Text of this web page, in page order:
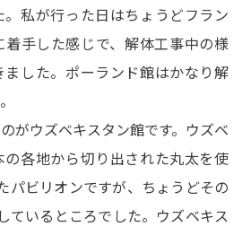
私が行った日はちょうどフラン
手した感じで、解体工事中の様
した。ポーランド館はかなり解
がウズベキスタン館です。ウズベ
各地から切り出された丸太を使
パビリオンですが、ちょうどその
ているところでした。ウズベキス